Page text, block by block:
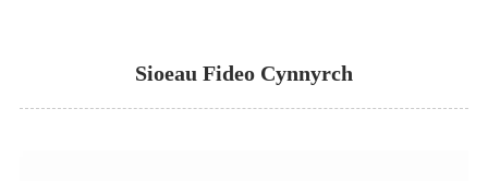
Sioeau Fideo Cynnyrch